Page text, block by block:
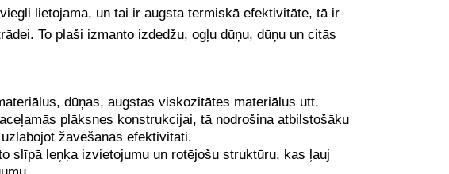
lietojama, un tai ir augsta termiskā efektivitāte, tā ir
To plaši izmanto izdedžu, ogļu dūņu, dūņu un citās
dūņas, augstas viskozitātes materiālus utt.
plāksnes konstrukcijai, tā nodrošina atbilstošāku
žāvēšanas efektivitāti.
slīpā leņķa izvietojumu un rotējošu struktūru, kas ļauj